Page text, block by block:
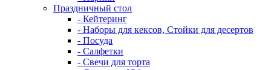
Праздничный стол
- Кейтеринг
- Наборы для кексов, Стойки для десертов
- Посуда
- Салфетки
- Свечи для торта